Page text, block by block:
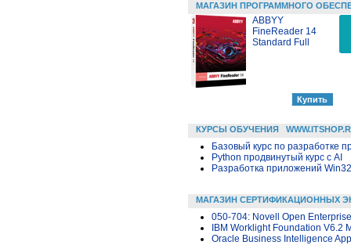
МАГАЗИН ПРОГРАММНОГО
ABBYY
FineReader 14
Standard Full
КУРСЫ ОБУЧЕНИЯ
Базовый курс по разработке
Python продвинутый курс с AI
Разработка приложений
МАГАЗИН СЕРТИФИКАЦИОННЫХ
050-704: Novell Open
IBM Worklight Foundation V6.2
Oracle Business Intelligence